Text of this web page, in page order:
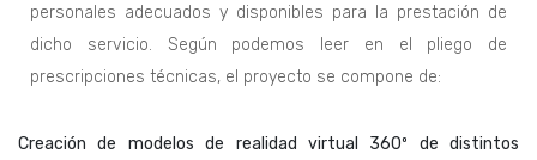
personales adecuados y disponibles para la prestación de
dicho servicio. Según podemos leer en el pliego de
prescripciones técnicas, el proyecto se compone de:
Creación de modelos de realidad virtual 360º de distintos